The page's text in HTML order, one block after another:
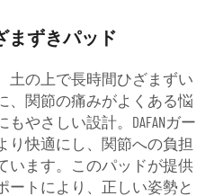
まずきパッド
土の上で長時間ひざまずい
、関節の痛みがよくある悩
やさしい設計。DAFANガー
り快適にし、関節への負担
います。このパッドが提供
ートにより、正しい姿勢と